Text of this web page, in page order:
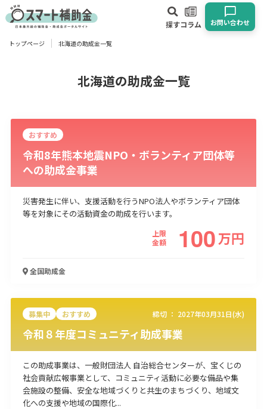
探すコラム お問い合わせ
対象
物流・運輸業 製造業 情報通信業 卸売･小売業
医療･福祉 農業･林業
漁業
経営改善・経営強化
人材採用・雇用
人材育成・福利厚生
起業・創業
事業承継 災害・被災者支援
トップページ 北海道の助成金一覧
北海道の助成金一覧
おすすめ
令和8年熊本地震NPO・ボランティア団体等
への助成金事業
災害発生に伴い、支援活動を行うNPO法人やボランティア団体
等を対象にその活動資金の助成を行います。
上限
金額
100万円
全国助成金
募集中 おすすめ 締切 ： 2027年03月31日(水)
令和８年度コミュニティ助成事業
この助成事業は、一般財団法人 自治総合センターが、宝くじの
社会貢献広報事業として、コミュニティ活動に必要な備品や集
会施設の整備、安全な地域づくりと共生のまちづくり、地域文
化への支援や地域の国際化...